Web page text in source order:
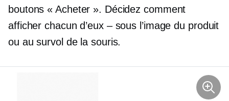
boutons « Acheter ». Décidez comment
afficher chacun d’eux – sous l’image du produit
ou au survol de la souris.